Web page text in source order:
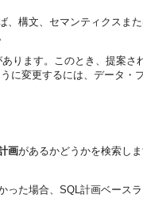
構文、セマンティクスま
ります。このとき、提案
に変更するには、データ
画があるかどうかを検索し
た場合、SQL計画ベース